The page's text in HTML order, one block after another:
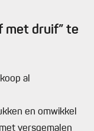
met druif” te
al
en omwikkel
versgemalen